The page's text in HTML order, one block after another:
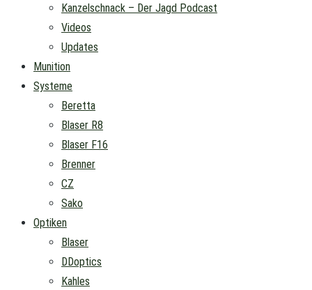
Kanzelschnack – Der Jagd Podcast
Videos
Updates
Munition
Systeme
Beretta
Blaser R8
Blaser F16
Brenner
CZ
Sako
Optiken
Blaser
DDoptics
Kahles